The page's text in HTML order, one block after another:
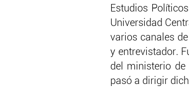
Estudios
Universidad
varios canales
y entrevistador.
del ministerio de
pasó a dirigir